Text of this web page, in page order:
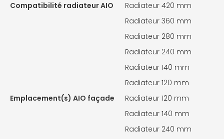
Compatibilité radiateur AIO
Radiateur 420 mm
Radiateur 360 mm
Radiateur 280 mm
Radiateur 240 mm
Radiateur 140 mm
Radiateur 120 mm
Emplacement(s) AIO façade
Radiateur 120 mm
Radiateur 140 mm
Radiateur 240 mm